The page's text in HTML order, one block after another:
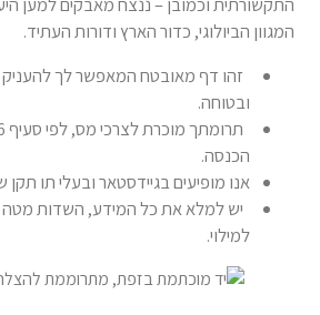
המגוון הביולוגי, כדור הארץ ודורות העתיד.
זהו דף מאובטח המאפשר לך
ובטוחה.
הכנסה.
אנו מופיעים בגיידסטאר ובעלי תו תקן
יש למלא את כל המידע, השדות
למילוי.